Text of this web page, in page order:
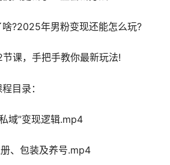
?2025年男粉变现还能怎么玩?
节课，手把手教你最新玩法!
目录：
域”变现逻辑.mp4
、包装及养号.mp4